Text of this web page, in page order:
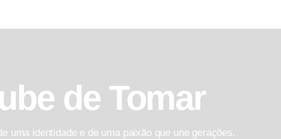
de Tomar
uma identidade e de uma paixão que une gerações.